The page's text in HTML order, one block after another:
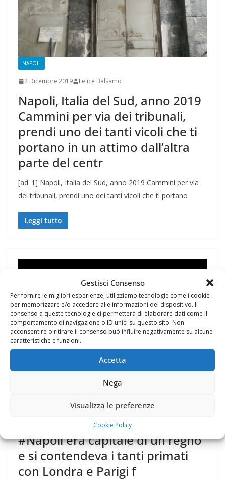
Gestisci Consenso
Per fornire le migliori esperienze, utilizziamo tecnologie come i cookie
per memorizzare e/o accedere alle informazioni del dispositivo. Il
consenso a queste tecnologie ci permetterà di elaborare dati come il
comportamento di navigazione o ID unici su questo sito. Non
acconsentire o ritirare il consenso può influire negativamente su alcune
caratteristiche e funzioni.
Accetta
Nega
Visualizza le preferenze
Cookie Policy
NAPOLI
2 Dicembre 2019 Felice Balsamo
Napoli, Italia del Sud, anno 2019
Cammini per via dei tribunali,
prendi uno dei tanti vicoli che ti
portano in un attimo dall’altra
parte del centr
[ad_1] Napoli, Italia del Sud, anno 2019 Cammini per via
dei tribunali, prendi uno dei tanti vicoli che ti portano
Leggi tutto
NAPOLI
Felice Balsamo
Un magnifico lavoro sul palazzo
dei Ministeri di Stato quando
#Napoli era capitale di un regno
e si contendeva i tanti primati
con Londra e Parigi f